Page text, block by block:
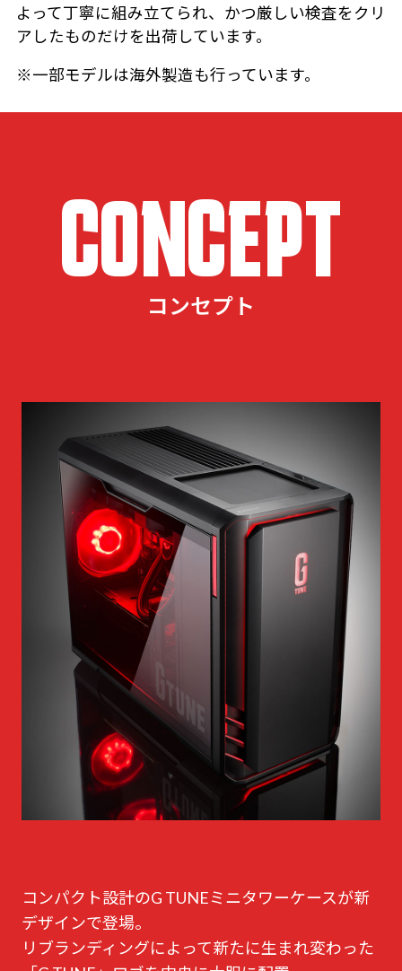
よって丁寧に組み立てられ、かつ厳しい検査をクリ
アしたものだけを出荷しています。
※一部モデルは海外製造も行っています。
CONCEPT
コンセプト
コンパクト設計のG TUNEミニタワーケースが新
デザインで登場。
リブランディングによって新たに生まれ変わった